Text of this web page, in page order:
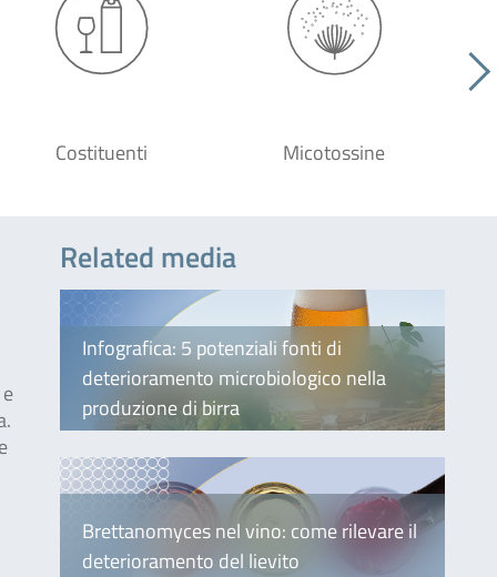
Costituenti Micotossine
Related media
Infografica: 5 potenziali fonti di
deterioramento microbiologico nella
produzione di birra
Brettanomyces nel vino: come rilevare il
deterioramento del lievito